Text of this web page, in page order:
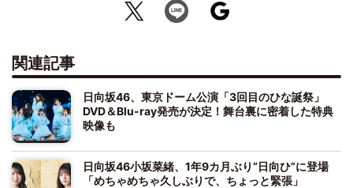
関連記事
日向坂46、東京ドーム公演「3回目のひな誕祭」
DVD＆Blu-ray発売が決定！舞台裏に密着した特典
映像も
日向坂46小坂菜緒、1年9カ月ぶり“日向ひ”に登場
「めちゃめちゃ久しぶりで、ちょっと緊張」